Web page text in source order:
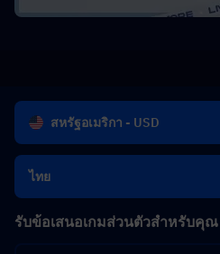
สหรัฐอเมริกา - USD
ไทย
รับข้อเสนอเกมส่วนตัวสำหรับคุณ